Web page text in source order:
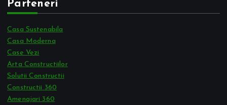
Parteneri
Casa Sustenabila
Casa Moderna
Case Vezi
Arta Constructiilor
Solutii Constructii
Constructii 360
Amenajari 360